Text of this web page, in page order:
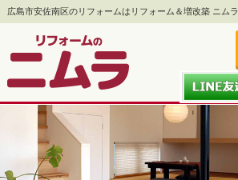
広島市安佐南区のリフォームはリフォーム＆増改築 ニムラ